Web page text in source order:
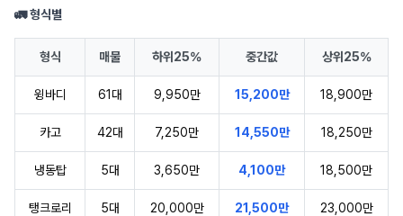
🚛 형식별
형식 매물 하위25% 중간값 상위25%
윙바디 61대 9,950만 15,200만 18,900만
카고 42대 7,250만 14,550만 18,250만
냉동탑 5대 3,650만 4,100만 18,500만
탱크로리 5대 20,000만 21,500만 23,000만